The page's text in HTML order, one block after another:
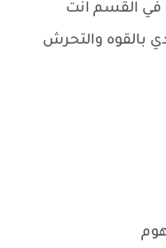
في القسم انت
بالقوه والتحرش